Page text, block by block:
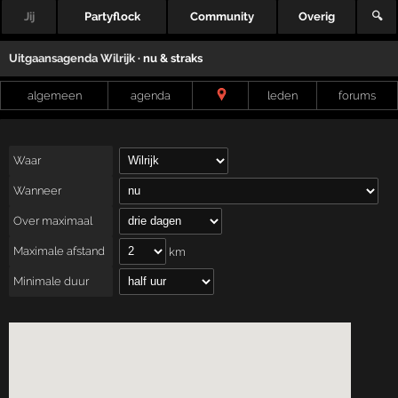
Jij Partyflock Community Overig 🔍
UitgaansagendaWilrijk · nu & straks
algemeen agenda leden forums
Waar
Wanneer
Over maximaal
Maximale afstand km
Minimale duur